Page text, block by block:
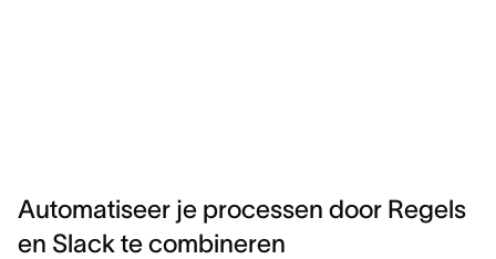
Automatiseer je processen door Regels
en Slack te combineren